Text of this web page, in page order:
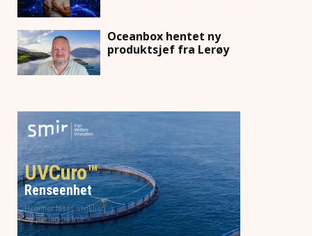
Oceanbox hentet ny
produktsjef fra Lerøy